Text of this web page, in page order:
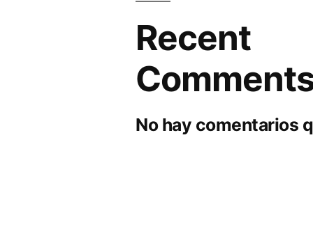
Recent
No hay comentarios